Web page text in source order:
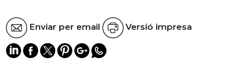
Enviar per email Versió impresa